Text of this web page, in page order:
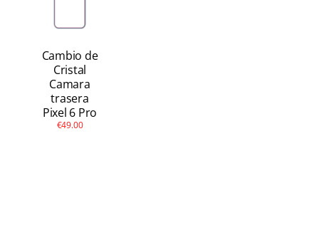
Cambio de
Cristal
Camara
trasera
Pixel 6 Pro
€49.00